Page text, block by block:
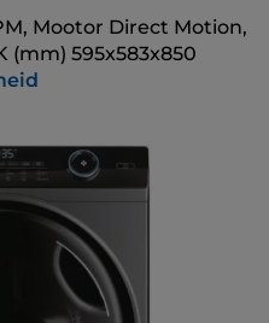
Mootor Direct Motion,
(mm) 595x583x850